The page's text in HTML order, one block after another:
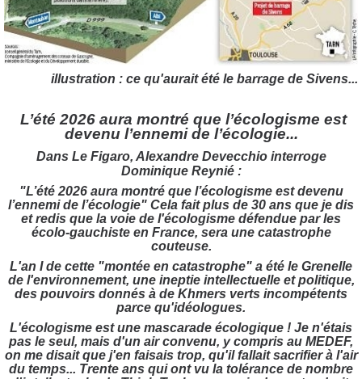
illustration : ce qu'aurait été le barrage de Sivens...
L’été 2026 aura montré que l’écologisme est
devenu l’ennemi de l’écologie...
Dans Le Figaro, Alexandre Devecchio interroge
Dominique Reynié :
"L’été 2026 aura montré que l’écologisme est devenu
l’ennemi de l’écologie" Cela fait plus de 30 ans que je dis
et redis que la voie de l'écologisme défendue par les
écolo-gauchiste en France, sera une catastrophe
couteuse.
L'an I de cette "montée en catastrophe" a été le Grenelle
de l'environnement, une ineptie intellectuelle et politique,
des pouvoirs donnés à de Khmers verts incompétents
parce qu'idéologues.
L'écologisme est une mascarade écologique ! Je n'étais
pas le seul, mais d'un air convenu, y compris au MEDEF,
on me disait que j'en faisais trop, qu'il fallait sacrifier à l'air
du temps... Trente ans qui ont vu la tolérance de nombre